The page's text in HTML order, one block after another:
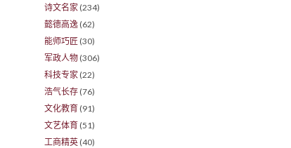
诗文名家 (234)
懿德高逸 (62)
能师巧匠 (30)
军政人物 (306)
科技专家 (22)
浩气长存 (76)
文化教育 (91)
文艺体育 (51)
工商精英 (40)